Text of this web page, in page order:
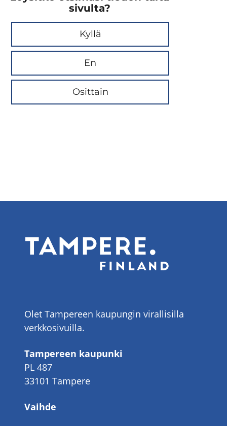
sivulta?
Kyllä
En
Osittain
Olet Tampereen kaupungin virallisilla
verkkosivuilla.
Tampereen kaupunki
PL 487
33101 Tampere
Vaihde